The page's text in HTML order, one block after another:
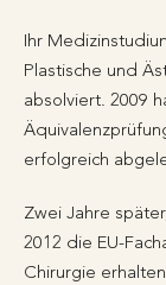
Ihr
Plastische und
absolviert. 2009
erfolgreich
Zwei Jahre
2012 die EU-
Chirurgie